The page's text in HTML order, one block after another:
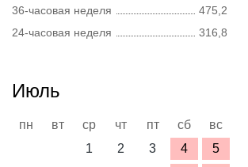
36-часовая неделя
475,2
24-часовая неделя
316,8
Июль
пн вт ср чт пт сб
вс
1
2 3 4
5